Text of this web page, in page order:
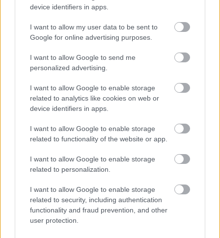
device identifiers in apps.
I want to allow my user data to be sent to
Google for online advertising purposes.
I want to allow Google to send me
personalized advertising.
I want to allow Google to enable storage
related to analytics like cookies on web or
device identifiers in apps.
I want to allow Google to enable storage
related to functionality of the website or app.
I want to allow Google to enable storage
related to personalization.
I want to allow Google to enable storage
related to security, including authentication
functionality and fraud prevention, and other
user protection.
Budapest, Magvető Könyvkiadó, 1978 –
Törzsgyűjtemény, szabadpolcos állomány
Havas út –Digitális Képarchívum
„A harangok elhallgattak, az ünneplők a
nagy csöndben az ablakhoz álltak, nézték a
havas éjszakát, a múló időre gondoltak, a
halottakra, az életre.
Mit is akarok még az élettől? – gondoltam,
pezsgőspohárral kezemben. – Élni
végtelenül, mint egy sejt, melynek egyetlen
értelme és becsvágya a korlátlan létezés?
Nem akarok már végtelenül élni. Mindent
megkóstoltam, ízleltem a halált és az